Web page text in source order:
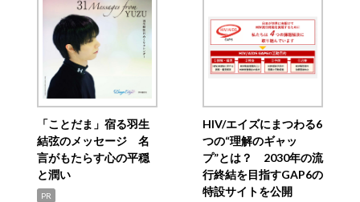
「ことだま」宿る羽生
結弦のメッセージ 名
言がもたらす心の平穏
と潤い
PR
HIV/エイズにまつわる6
つの“理解のギャッ
プ”とは？ 2030年の流
行終結を目指すGAP6の
特設サイトを公開